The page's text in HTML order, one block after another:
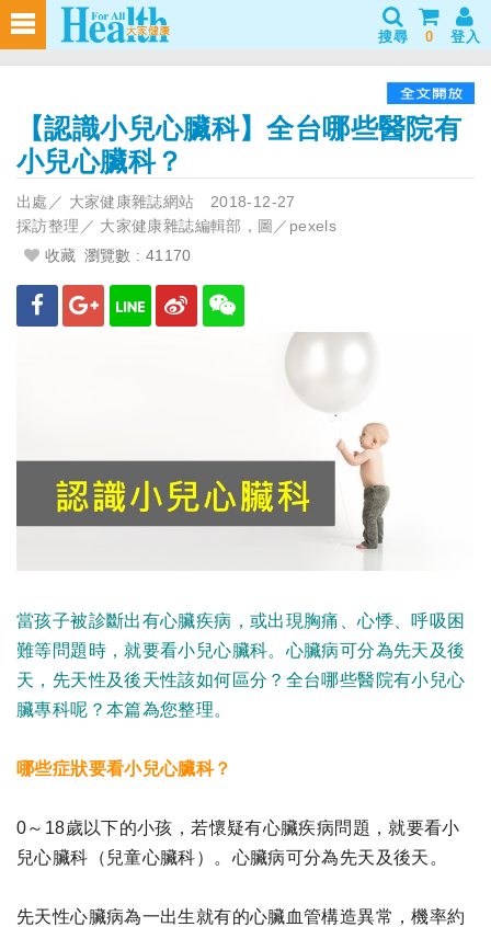
搜尋 0 登入
【認識小兒心臟科】全台哪些醫院有
小兒心臟科？
出處／ 大家健康雜誌網站 2018-12-27
採訪整理／ 大家健康雜誌編輯部，圖／pexels
收藏 瀏覽數 : 41170
當孩子被診斷出有心臟疾病，或出現胸痛、心悸、呼吸困
難等問題時，就要看小兒心臟科。心臟病可分為先天及後
天，先天性及後天性該如何區分？全台哪些醫院有小兒心
臟專科呢？本篇為您整理。
哪些症狀要看小兒心臟科？
0～18歲以下的小孩，若懷疑有心臟疾病問題，就要看小
兒心臟科（兒童心臟科）。心臟病可分為先天及後天。
先天性心臟病為一出生就有的心臟血管構造異常，機率約